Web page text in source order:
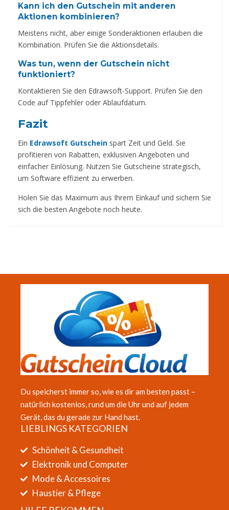
Kann ich den Gutschein mit anderen
Aktionen kombinieren?
Meistens nicht, aber einige Sonderaktionen erlauben die
Kombination. Prüfen Sie die Aktionsdetails.
Was tun, wenn der Gutschein nicht
funktioniert?
Kontaktieren Sie den Edrawsoft-Support. Prüfen Sie den
Code auf Tippfehler oder Ablaufdatum.
Fazit
Ein Edrawsoft Gutschein spart Zeit und Geld. Sie
profitieren von Rabatten, exklusiven Angeboten und
einfacher Einlösung. Nutzen Sie Gutscheine strategisch,
um Software effizient zu erwerben.
Holen Sie das Maximum aus Ihrem Einkauf und sichern Sie
sich die besten Angebote noch heute.
Du speicherst immer so, wie es dir am besten passt –
natürlich kostenlos, rund um die Uhr und auf jedem
Gerät, das du gerade zur Hand hast.
LIEBLINGS KATEGORIEN
Schönheit & Gesundheit
Elektronik und Computer
Mode & Accessoires
Haustier & Pflege